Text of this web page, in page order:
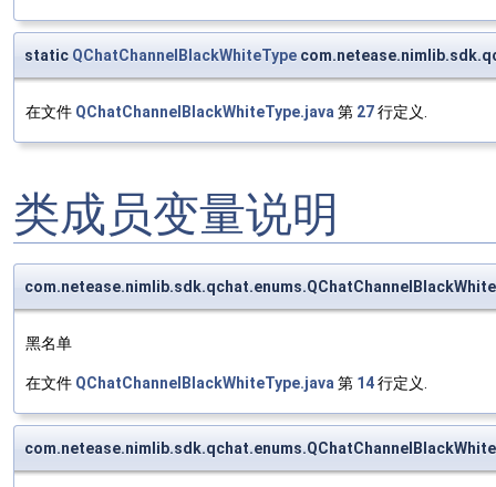
static QChatChannelBlackWhiteType
在文件 QChatChannelBlackWhiteType.java 第 27行定义.
类成员变量说明
黑名单
在文件 QChatChannelBlackWhiteType.java 第 14行定义.